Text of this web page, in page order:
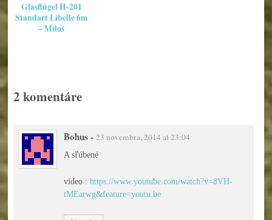
Glasflügel H-201
Standart Libelle 6m
– Miloš
2 komentáre
Bohus- 23 novembra, 2014 at 23:04
A sľúbené
video : https://www.youtube.com/watch?v=8VH-
tMEarwg&feature=youtu.be